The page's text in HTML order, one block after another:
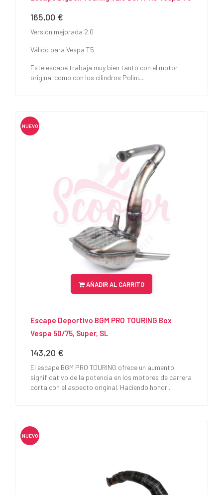
Precio
165,00 €
Versión mejorada 2.0
Válido para Vespa T5
Este escape trabaja muy bien tanto con el motor
original como con los cilindros Polini...
NUEVO
AÑADIR AL CARRITO
Escape Deportivo BGM PRO TOURING Box
Vespa 50/75, Super, SL
Precio
143,20 €
El escape BGM PRO TOURING ofrece un aumento
significativo de la potencia en los motores de carrera
corta con el aspecto original. Haciendo honor...
NUEVO